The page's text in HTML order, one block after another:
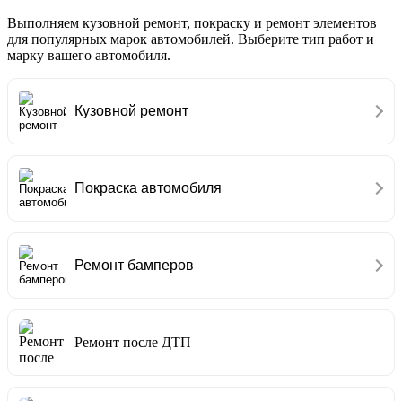
Выполняем кузовной ремонт, покраску и ремонт элементов
для популярных марок автомобилей. Выберите тип работ и
марку вашего автомобиля.
Кузовной ремонт
Покраска автомобиля
Ремонт бамперов
Ремонт после ДТП